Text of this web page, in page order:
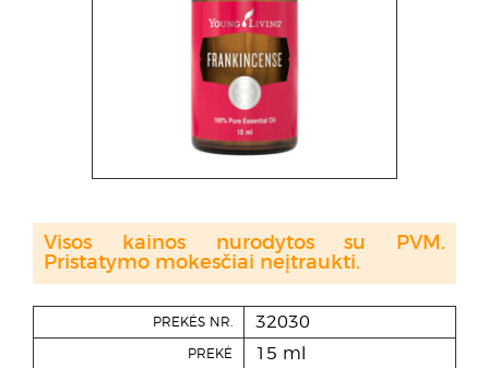
PREKĖS NR. 32030
PREKĖ 15 ml
Visos kainos nurodytos su PVM.
Pristatymo mokesčiai neįtraukti.